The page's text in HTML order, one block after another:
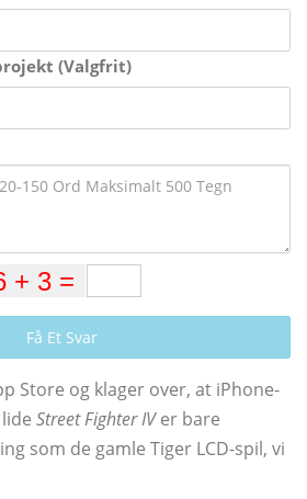
(Valgfrit)
Få Et Svar
Store og klager over, at iPhone-
Street Fighter IVer bare
som de gamle Tiger LCD-spil, vi